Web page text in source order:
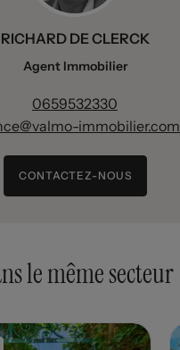
RICHARD DE CLERCK
Agent Immobilier
0659532330
immobilier.com
CONTACTEZ-NOUS
le même secteur